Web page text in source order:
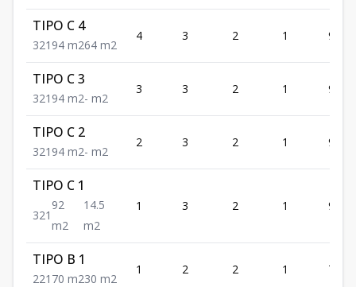
TIPO C 4
321 94 m264 m2
4 3 2 1 94
TIPO C 3
321 94 m2- m2
3 3 2 1 94
TIPO C 2
321 94 m2- m2
2 3 2 1 94
TIPO C 1
321
92
m2
14.5
m2
1 3 2 1 92
TIPO B 1
221 70 m230 m2
1 2 2 1 70